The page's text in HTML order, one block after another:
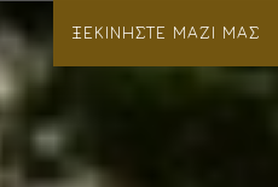
ΞΕΚΙΝΗΣΤΕ ΜΑΖΙ ΜΑΣ